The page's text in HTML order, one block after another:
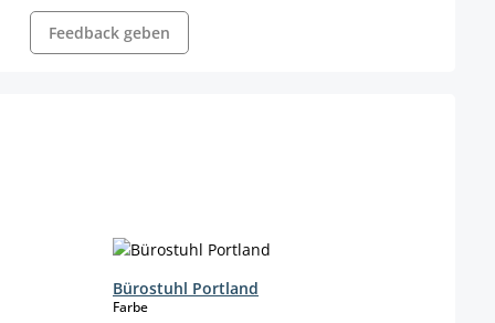
Feedback geben
Bürostuhl Portland
Farbeauswählen